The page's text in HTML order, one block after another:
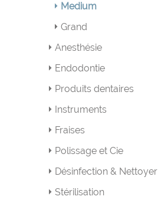
Medium
Grand
Anesthésie
Endodontie
Produits dentaires
Instruments
Fraises
Polissage et Cie
Désinfection & Nettoyer
Stérilisation